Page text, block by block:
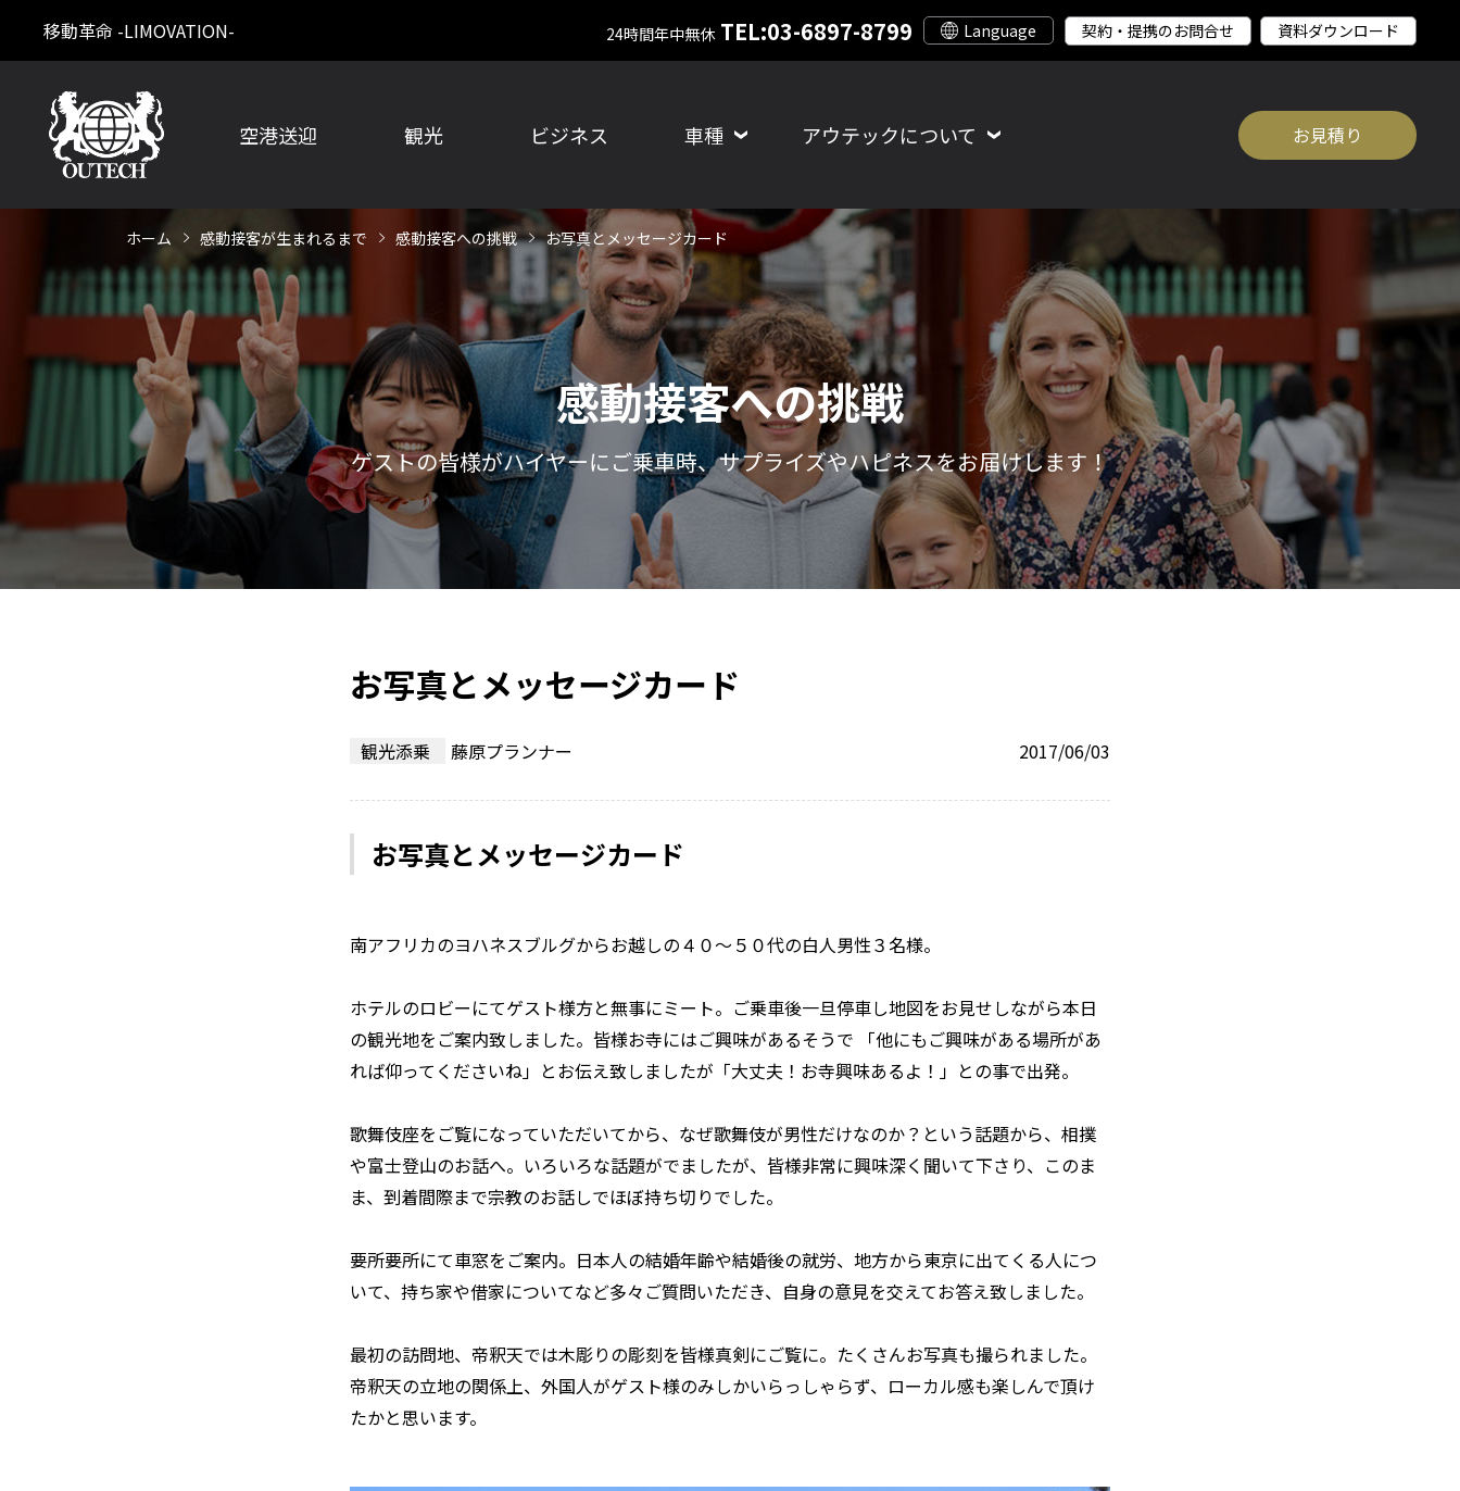
移動革命 -LIMOVATION- 24時間年中無休 TEL:03-6897-8799 契約・提携のお問合せ 資料ダウンロード
空港送迎 観光 ビジネス 車種 アウテックについて お見積り
ホーム 感動接客が生まれるまで 感動接客への挑戦 お写真とメッセージカード
感動接客への挑戦
ゲストの皆様がハイヤーにご乗車時、サプライズやハピネスをお届けします！
お写真とメッセージカード
観光添乗 藤原プランナー 2017/06/03
お写真とメッセージカード
南アフリカのヨハネスブルグからお越しの４０～５０代の白人男性３名様。
ホテルのロビーにてゲスト様方と無事にミート。ご乗車後一旦停車し地図をお見せしながら本日
の観光地をご案内致しました。皆様お寺にはご興味があるそうで 「他にもご興味がある場所があ
れば仰ってくださいね」とお伝え致しましたが「大丈夫！お寺興味あるよ！」との事で出発。
歌舞伎座をご覧になっていただいてから、なぜ歌舞伎が男性だけなのか？という話題から、相撲
や富士登山のお話へ。いろいろな話題がでましたが、皆様非常に興味深く聞いて下さり、このま
ま、到着間際まで宗教のお話しでほぼ持ち切りでした。
要所要所にて車窓をご案内。日本人の結婚年齢や結婚後の就労、地方から東京に出てくる人につ
いて、持ち家や借家についてなど多々ご質問いただき、自身の意見を交えてお答え致しました。
最初の訪問地、帝釈天では木彫りの彫刻を皆様真剣にご覧に。たくさんお写真も撮られました。
帝釈天の立地の関係上、外国人がゲスト様のみしかいらっしゃらず、ローカル感も楽しんで頂け
たかと思います。